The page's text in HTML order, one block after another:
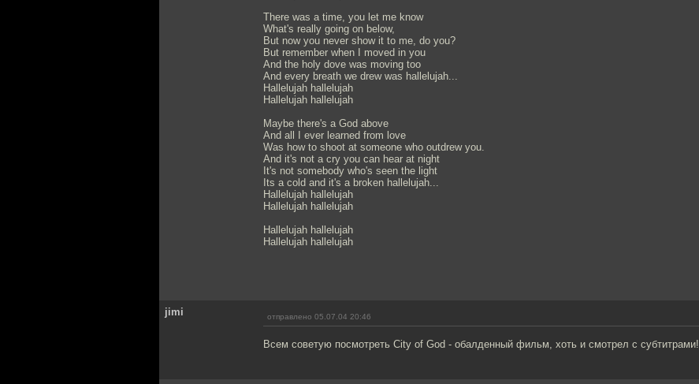
There was a time, you let me know
What's really going on below,
But now you never show it to me, do you?
But remember when I moved in you
And the holy dove was moving too
And every breath we drew was hallelujah...
Hallelujah hallelujah
Hallelujah hallelujah
Maybe there's a God above
And all I ever learned from love
Was how to shoot at someone who outdrew you.
And it's not a cry you can hear at night
It's not somebody who's seen the light
Its a cold and it's a broken hallelujah...
Hallelujah hallelujah
Hallelujah hallelujah
Hallelujah hallelujah
Hallelujah hallelujah
jimi отправлено 05.07.04 20:46
Всем советую посмотреть City of God - обалденный фильм, хоть и смотрел с субтитрами!